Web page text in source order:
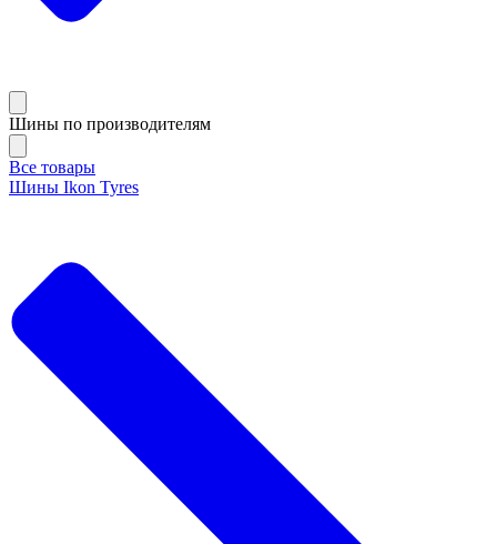
Шины по производителям
Все товары
Шины Ikon Tyres